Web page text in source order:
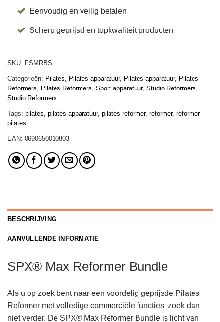
Eenvoudig en veilig betalen
Scherp geprijsd en topkwaliteit producten
SKU: PSMRBS
Categorieën: Pilates Pilates apparatuur, Pilates apparatuur, Pilates
Reformers
Pilates Reformers Sport apparatuur, Studio Reformers
Studio Reformers
Tags: pilates pilates apparatuur, pilates reformer, reformer, reformer
pilates
EAN: 0690650010803
BESCHRIJVING
AANVULLENDE INFORMATIE
SPX® Max Reformer Bundle
Als u op zoek bent naar een voordelig geprijsde Pilates
Reformer met volledige commerciële functies, zoek dan
niet verder. De SPX® Max Reformer Bundle is licht van